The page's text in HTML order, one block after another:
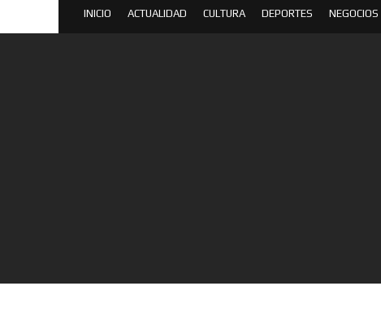
INICIO ACTUALIDAD CULTURA DEPORTES NEGOCIOS